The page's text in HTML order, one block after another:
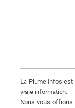
La Plume Infos est
vraie information.
Nous vous offrons